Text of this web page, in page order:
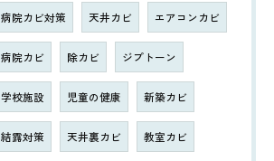
病院カビ対策 天井カビ エアコンカビ
病院カビ 除カビ ジプトーン
学校施設 児童の健康 新築カビ
結露対策 天井裏カビ 教室カビ